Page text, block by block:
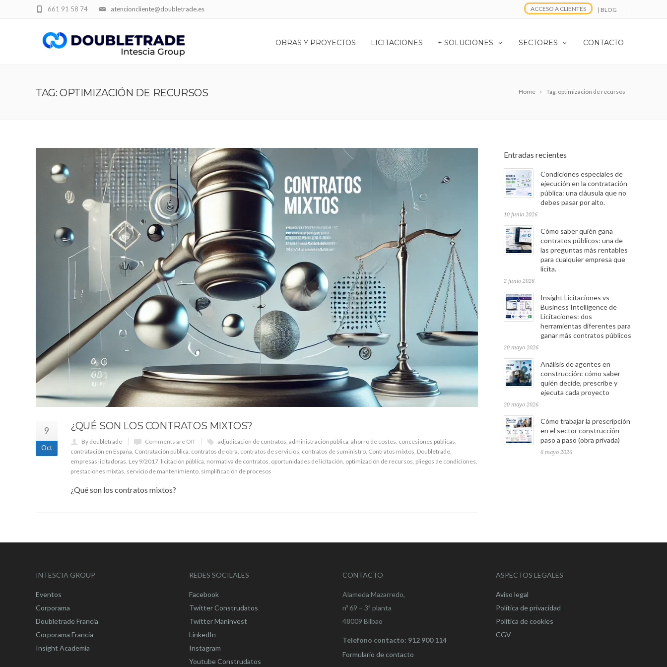
atencioncliente@doubletrade.es
661 91 58 74 ACCESO A CLIENTES | BLOG
OBRAS Y PROYECTOS LICITACIONES + SOLUCIONES SECTORES CONTACTO
Home Tag: optimización de recursos
TAG: OPTIMIZACIÓN DE RECURSOS
9
Oct
¿QUÉ SON LOS CONTRATOS MIXTOS?
By doubletrade Comments are Off adjudicación de contratos, administración pública, ahorro de costes, concesiones públicas,
contratación en España, Contratación pública, contratos de obra, contratos de servicios, contratos de suministro, Contratos mixtos, Doubletrade,
empresas licitadoras, Ley 9/2017, licitación pública, normativa de contratos, oportunidades de licitación, optimización de recursos, pliegos de condiciones,
prestaciones mixtas, servicio de mantenimiento, simplificación de procesos
¿Qué son los contratos mixtos?
Entradas recientes
Condiciones especiales de
ejecución en la contratación
pública: una cláusula que no
debes pasar por alto.
10 junio 2026
Cómo saber quién gana
contratos públicos: una de
las preguntas más rentables
para cualquier empresa que
licita.
2 junio 2026
Insight Licitaciones vs
Business Intelligence de
Licitaciones: dos
herramientas diferentes para
ganar más contratos públicos
20 mayo 2026
Análisis de agentes en
construcción: cómo saber
quién decide, prescribe y
ejecuta cada proyecto
20 mayo 2026
Cómo trabajar la prescripción
en el sector construcción
paso a paso (obra privada)
6 mayo 2026
INTESCIA GROUP
Eventos
Corporama
Doubletrade Francia
Corporama Francia
Insight Academia
REDES SOCILALES
Facebook
Twitter Construdatos
Twitter Maninvest
LinkedIn
Instagram
Youtube Construdatos
CONTACTO
Alameda Mazarredo,
nº 69 – 3ª planta
48009 Bilbao
Telefono contacto: 912 900 114
Formulario de contacto
ASPECTOS LEGALES
Aviso legal
Política de privacidad
Política de cookies
CGV